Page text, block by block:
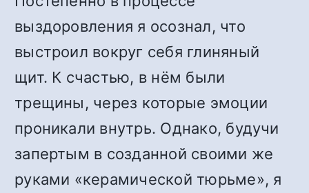
выздоровления я осознал, что
выстроил вокруг себя глиняный
щит. К счастью, в нём были
трещины, через которые эмоции
проникали внутрь. Однако, будучи
запертым в созданной своими же
руками «керамической тюрьме», я